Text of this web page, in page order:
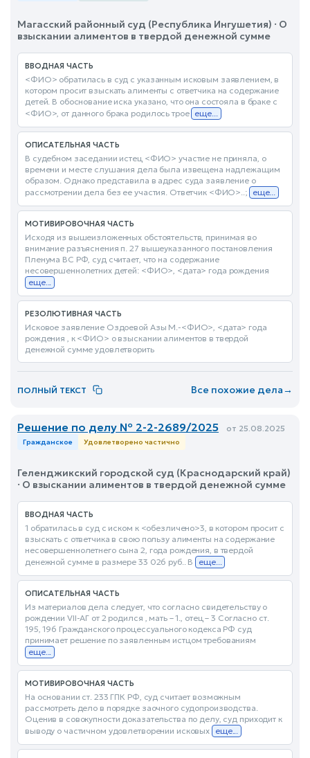
Магасский районный суд (Республика Ингушетия) · О
взыскании алиментов в твердой денежной сумме
ВВОДНАЯ ЧАСТЬ
<ФИО> обратилась в суд с указанным исковым заявлением, в
котором просит взыскать алименты с ответчика на содержание
детей. В обоснование иска указано, что она состояла в браке с
<ФИО>, от данного брака родилось трое еще...
ОПИСАТЕЛЬНАЯ ЧАСТЬ
В судебном заседании истец <ФИО> участие не приняла, о
времени и месте слушания дела была извещена надлежащим
образом. Однако представила в адрес суда заявление о
рассмотрении дела без ее участия. Ответчик <ФИО>..; еще...
МОТИВИРОВОЧНАЯ ЧАСТЬ
Исходя из вышеизложенных обстоятельств, принимая во
внимание разъяснения п. 27 вышеуказанного постановления
Пленума ВС РФ, суд считает, что на содержание
несовершеннолетних детей: <ФИО>, <дата> года рождения
еще...
РЕЗОЛЮТИВНАЯ ЧАСТЬ
Исковое заявление Оздоевой Азы М.-<ФИО>, <дата> года
рождения , к <ФИО> о взыскании алиментов в твердой
денежной сумме удовлетворить
ПОЛНЫЙ ТЕКСТ Все похожие дела→
Решение по делу № 2-2-2689/2025 от 25.08.2025
Гражданское Удовлетворено частично
Геленджикский городской суд (Краснодарский край)
· О взыскании алиментов в твердой денежной сумме
ВВОДНАЯ ЧАСТЬ
1 обратилась в суд с иском к <обезличено>3, в котором просит с
взыскать с ответчика в свою пользу алименты на содержание
несовершеннолетнего сына 2, года рождения, в твердой
денежной сумме в размере 33 026 руб.. В еще...
ОПИСАТЕЛЬНАЯ ЧАСТЬ
Из материалов дела следует, что согласно свидетельству о
рождении VII-АГ от 2 родился , мать – 1., отец – 3 Согласно ст.
195, 196 Гражданского процессуального кодекса РФ суд
принимает решение по заявленным истцом требованиям
еще...
МОТИВИРОВОЧНАЯ ЧАСТЬ
На основании ст. 233 ГПК РФ, суд считает возможным
рассмотреть дело в порядке заочного судопроизводства.
Оценив в совокупности доказательства по делу, суд приходит к
выводу о частичном удовлетворении исковых еще...